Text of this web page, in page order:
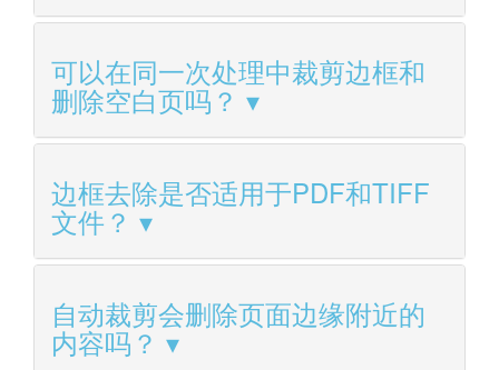
可以在同一次处理中裁剪边框和
删除空白页吗？
边框去除是否适用于PDF和TIFF
文件？
自动裁剪会删除页面边缘附近的
内容吗？